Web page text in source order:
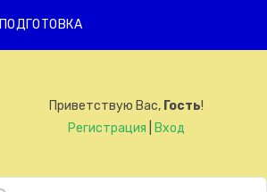
ПОДГОТОВКА
Приветствую Вас, Гость!
Регистрация
Вход